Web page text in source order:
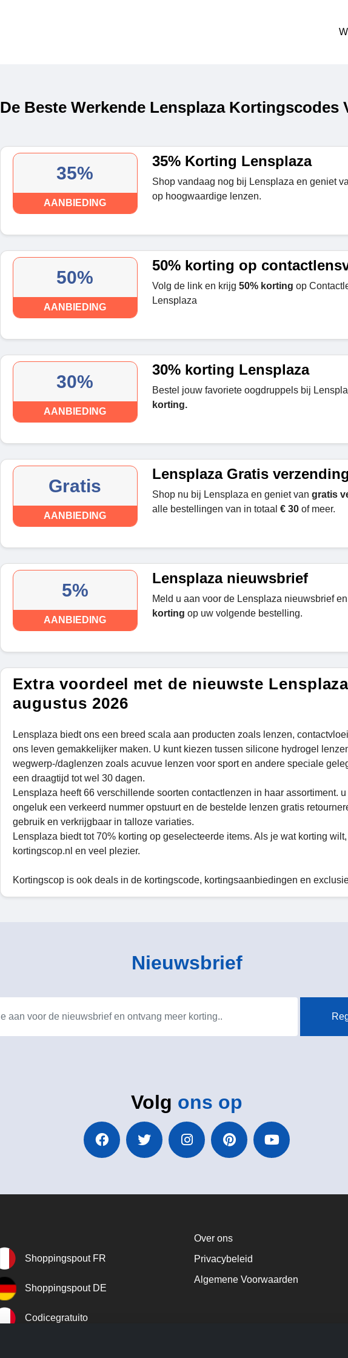
De Beste Werkende Lensplaza Kortingscodes
35%
AANBIEDING
35% Korting Lensplaza
Shop vandaag nog bij Lensplaza en geniet
op hoogwaardige lenzen.
50%
AANBIEDING
50% korting op
Volg de link en krijg 50% korting op
Lensplaza
30%
AANBIEDING
30% korting Lensplaza
Bestel jouw favoriete oogdruppels bij
korting.
Gratis
AANBIEDING
Lensplaza Gratis verzending
Shop nu bij Lensplaza en geniet van gratis
alle bestellingen van in totaal € 30 of meer.
5%
AANBIEDING
Lensplaza nieuwsbrief
Meld u aan voor de Lensplaza nieuwsbrief
korting op uw volgende bestelling.
Extra voordeel met de nieuwste
augustus 2026
Lensplaza biedt ons een breed scala aan producten zoals lenzen,
ons leven gemakkelijker maken. U kunt kiezen tussen silicone hydrogel
wegwerp-/daglenzen zoals acuvue lenzen voor sport en andere speciale
een draagtijd tot wel 30 dagen.
Lensplaza heeft 66 verschillende soorten contactlenzen in haar assortiment.
ongeluk een verkeerd nummer opstuurt en de bestelde lenzen gratis
gebruik en verkrijgbaar in talloze variaties.
Lensplaza biedt tot 70% korting op geselecteerde items. Als je wat korting
kortingscop.nl en veel plezier.
Kortingscop is ook deals in de kortingscode, kortingsaanbiedingen en
Nieuwsbrief
Volg ons op
Shoppingspout FR
Shoppingspout DE
Codicegratuito
Over ons
Privacybeleid
Algemene Voorwaarden